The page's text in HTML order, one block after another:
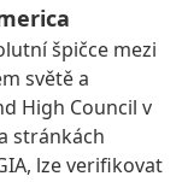
špičce mezi
světě a
High Council v
stránkách
lze verifikovat